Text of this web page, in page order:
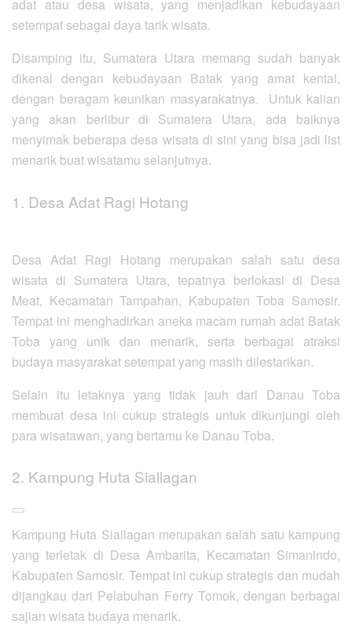
adat atau desa wisata, yang menjadikan kebudayaan
setempat sebagai daya tarik wisata.
Disamping itu, Sumatera Utara memang sudah banyak
dikenal dengan kebudayaan Batak yang amat kental,
dengan beragam keunikan masyarakatnya. Untuk kalian
yang akan berlibur di Sumatera Utara, ada baiknya
menyimak beberapa desa wisata di sini yang bisa jadi list
menarik buat wisatamu selanjutnya.
1. Desa Adat Ragi Hotang
Desa Adat Ragi Hotang merupakan salah satu desa
wisata di Sumatera Utara, tepatnya berlokasi di Desa
Meat, Kecamatan Tampahan, Kabupaten Toba Samosir.
Tempat ini menghadirkan aneka macam rumah adat Batak
Toba yang unik dan menarik, serta berbagai atraksi
budaya masyarakat setempat yang masih dilestarikan.
Selain itu letaknya yang tidak jauh dari Danau Toba
membuat desa ini cukup strategis untuk dikunjungi oleh
para wisatawan, yang bertamu ke Danau Toba.
2. Kampung Huta Siallagan
Kampung Huta Siallagan merupakan salah satu kampung
yang terletak di Desa Ambarita, Kecamatan Simanindo,
Kabupaten Samosir. Tempat ini cukup strategis dan mudah
dijangkau dari Pelabuhan Ferry Tomok, dengan berbagai
sajian wisata budaya menarik.